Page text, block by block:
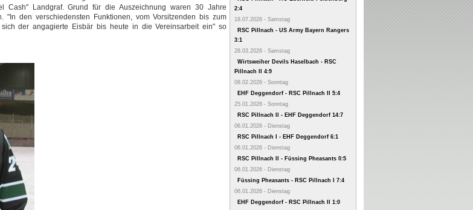
Cash" Landgraf. Grund für die Auszeichnung waren 30 Jahre
"In den verschiedensten Funktionen, vom Vorsitzenden bis zum
sich der angagierte Eisbär bis heute in die Vereinsarbeit ein" so
2:4
18.07.2026 - Samstag
RSC Pillnach - US Army Bayern Rangers
3:1
28.03.2026 - Samstag
Wirtsweiher Devils Haselbach - RSC
Pillnach II 4:9
08.02.2026 - Sonntag
EHF Deggendorf - RSC Pillnach II 5:4
25.01.2026 - Sonntag
RSC Pillnach II - EHF Deggendorf 14:7
06.01.2026 - Dienstag
RSC Pillnach I - EHF Deggendorf 6:1
06.01.2026 - Dienstag
RSC Pillnach II - Füssing Pheasants 0:5
06.01.2026 - Dienstag
Füssing Pheasants - RSC Pillnach I 7:4
06.01.2026 - Dienstag
EHF Deggendorf - RSC Pillnach II 1:0